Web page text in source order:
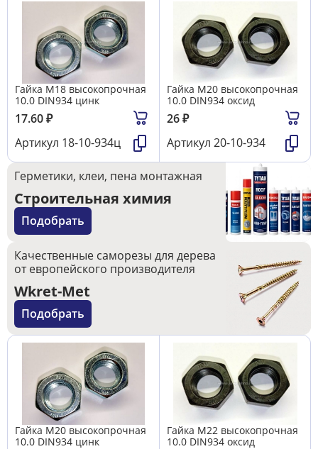
Гайка М18 высокопрочная
10.0 DIN934 цинк
17.60₽
Артикул 18-10-934ц
Гайка М20 высокопрочная
10.0 DIN934 оксид
26₽
Артикул 20-10-934
Герметики, клеи, пена монтажная
Строительная химия
Подобрать
Качественные саморезы для дерева
от европейского производителя
Wkret-Met
Подобрать
Гайка М20 высокопрочная
10.0 DIN934 цинк
Гайка М22 высокопрочная
10.0 DIN934 оксид